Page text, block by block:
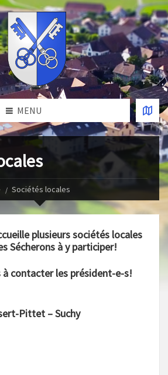
MENU
Sociétés locales
plusieurs sociétés locales
Sécherons à y participer!
à contacter les président-e-s!
Pittet – Suchy